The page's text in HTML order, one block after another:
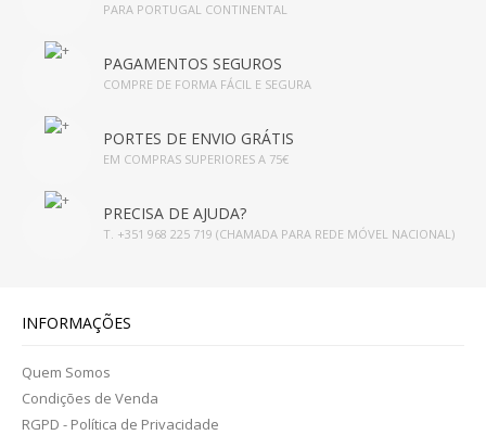
PARA PORTUGAL CONTINENTAL
PAGAMENTOS SEGUROS
COMPRE DE FORMA FÁCIL E SEGURA
PORTES DE ENVIO GRÁTIS
EM COMPRAS SUPERIORES A 75€
PRECISA DE AJUDA?
T. +351 968 225 719 (CHAMADA PARA REDE MÓVEL NACIONAL)
INFORMAÇÕES
Quem Somos
Condições de Venda
RGPD - Política de Privacidade